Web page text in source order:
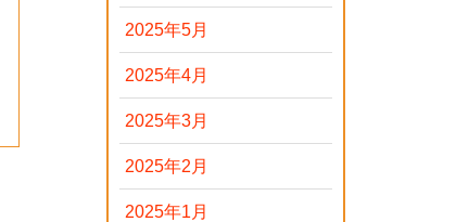
2025年5月
2025年4月
2025年3月
2025年2月
2025年1月